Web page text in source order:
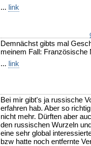
... link
Demnächst gibts mal
meinem Fall: Französische
... link
Bei mir gibt's ja russische
erfahren hab. Aber so
nicht mehr. Dürften aber
den russischen Wurzeln
eine sehr global
bzw hatte noch entfernte